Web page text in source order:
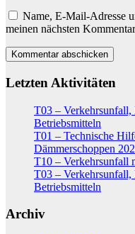
Name, E-Mail-Adresse
meinen nächsten
Letzten Aktivitäten
T03 – Verkehrsunfall,
Betriebsmitteln
T01 – Technische
Dämmerschoppen
T10 – Verkehrsunfall
T03 – Verkehrsunfall,
Betriebsmitteln
Archiv